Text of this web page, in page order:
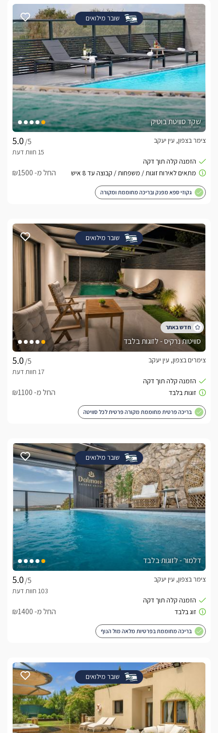
שובר מילואים
שקד סוויטת בוטיק
/5
צימר בצפון, עין יעקב
החל מ- ₪1500
גקוזי ספא מפנק ובריכה מחוממת ומקורה
שובר מילואים
סוויטות נרקיס - לזוגות בלבד
/5
צימרים בצפון, עין יעקב
החל מ- ₪1100
בריכה פרטית מחוממת מקורה פרטית לכל סוויטה
שובר מילואים
דלמור - לזוגות בלבד
/5
צימר בצפון, עין יעקב
החל מ- ₪1400
בריכה מחוממת בפרטיות מלאה מול הנוף
שובר מילואים